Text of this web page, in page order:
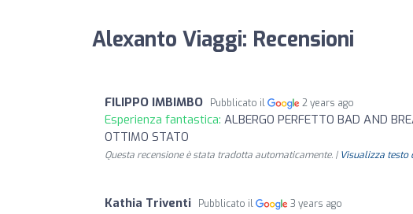
Alexanto Viaggi: Recensioni
FILIPPO IMBIMBO Pubblicato il 2 years ago
Esperienza fantastica: ALBERGO PERFETTO BAD AND
OTTIMO STATO
Questa recensione è stata tradotta automaticamente. | Visualizza testo
Kathia Triventi Pubblicato il 3 years ago